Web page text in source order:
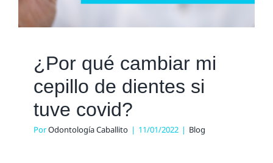
¿Por qué cambiar mi
cepillo de dientes si
tuve covid?
PorOdontología Caballito | 11/01/2022 | Blog